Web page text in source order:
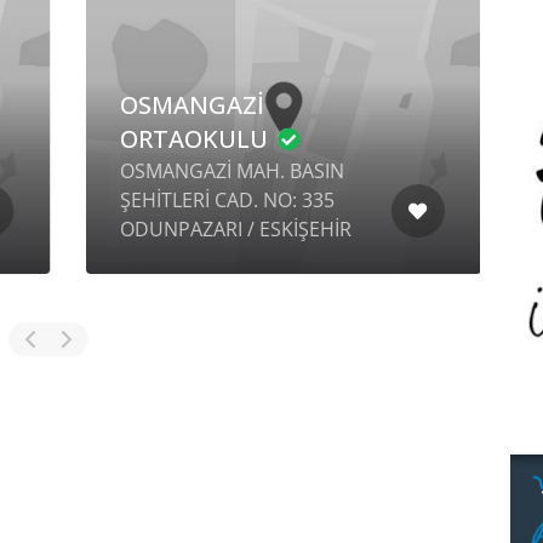
OSMANGAZİ
ORTAOKULU
OSMANGAZİ MAH. BASIN
ŞEHİTLERİ CAD. NO: 335
ODUNPAZARI / ESKİŞEHİR